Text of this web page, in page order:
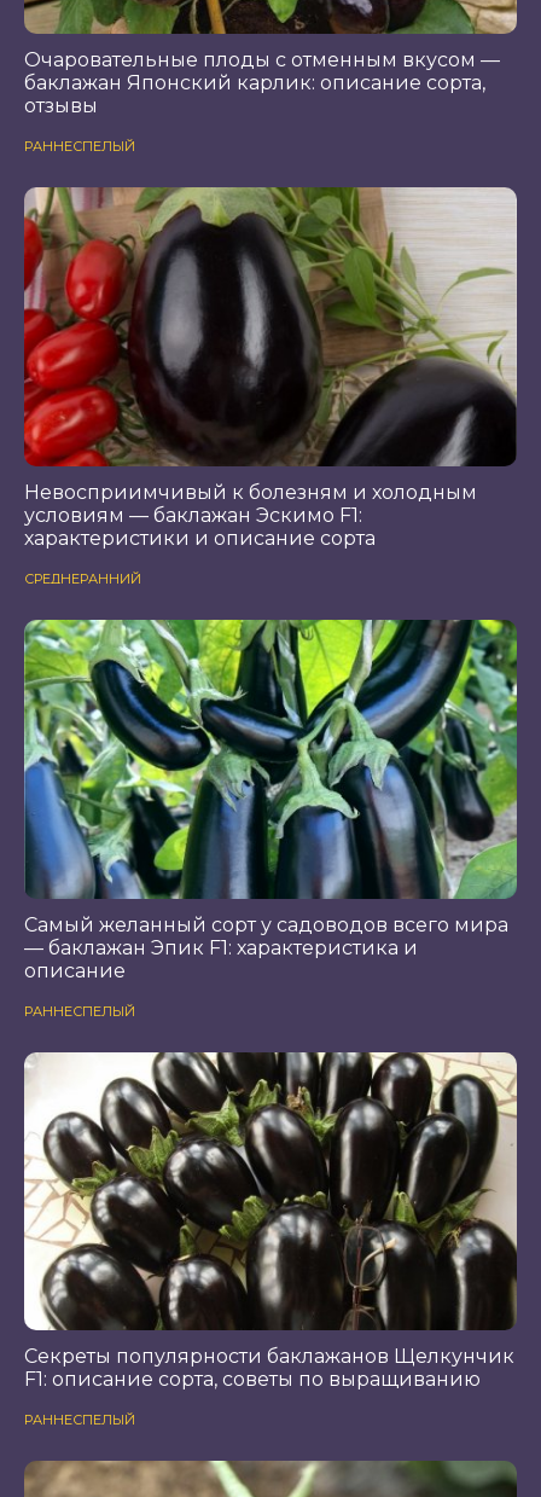
Очаровательные плоды с отменным вкусом —
баклажан Японский карлик: описание сорта,
отзывы
РАННЕСПЕЛЫЙ
Невосприимчивый к болезням и холодным
условиям — баклажан Эскимо F1:
характеристики и описание сорта
СРЕДНЕРАННИЙ
Самый желанный сорт у садоводов всего мира
— баклажан Эпик F1: характеристика и
описание
РАННЕСПЕЛЫЙ
Секреты популярности баклажанов Щелкунчик
F1: описание сорта, советы по выращиванию
РАННЕСПЕЛЫЙ